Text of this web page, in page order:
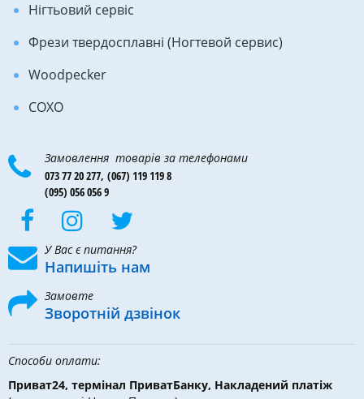
Нігтьовий сервіс
Фрези твердосплавні (Ногтевой сервис)
Woodpecker
COXO
Замовлення товарів за телефонами
073 77 20 277, (067) 119 119 8
(095) 056 056 9
У Вас є питання?
Напишіть нам
Замовте
Зворотній дзвінок
Способи оплати:
Приват24, термінал ПриватБанку, Накладений платіж